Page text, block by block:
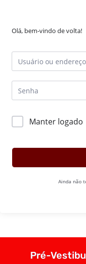
Olá, bem-vindo de volta!
Manter logado
Ainda não
Pré-